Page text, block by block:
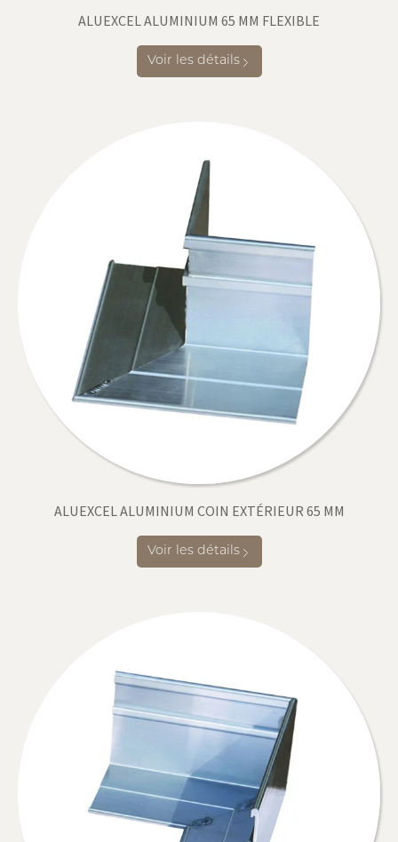
ALUEXCEL ALUMINIUM 65 MM FLEXIBLE
Voir les détails
ALUEXCEL ALUMINIUM COIN EXTÉRIEUR 65 MM
Voir les détails